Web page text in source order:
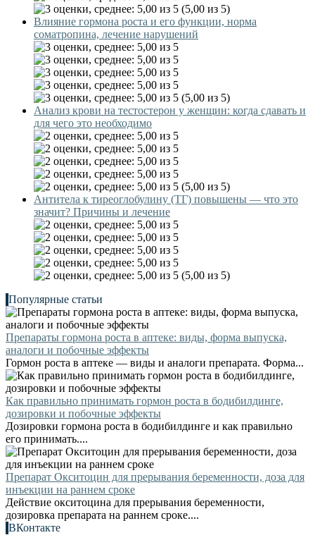
(5,00 из 5)
Влияние гормона роста и его функции, норма
соматропина, лечение нарушений
(5,00 из 5)
Анализ крови на тестостерон у женщин: когда сдавать и
для чего это необходимо
(5,00 из 5)
Антитела к тиреоглобулину (ТГ) повышены — что это
значит? Причины и лечение
(5,00 из 5)
Популярные статьи
Препараты гормона роста в аптеке: виды, форма выпуска,
аналоги и побочные эффекты
Гормон роста в аптеке — виды и аналоги препарата. Форма...
Как правильно принимать гормон роста в бодибилдинге,
дозировки и побочные эффекты
Дозировки гормона роста в бодибилдинге и как правильно
его принимать....
Препарат Окситоцин для прерывания беременности, доза для
инъекции на раннем сроке
Действие окситоцина для прерывания беременности,
дозировка препарата на раннем сроке....
ВКонтакте